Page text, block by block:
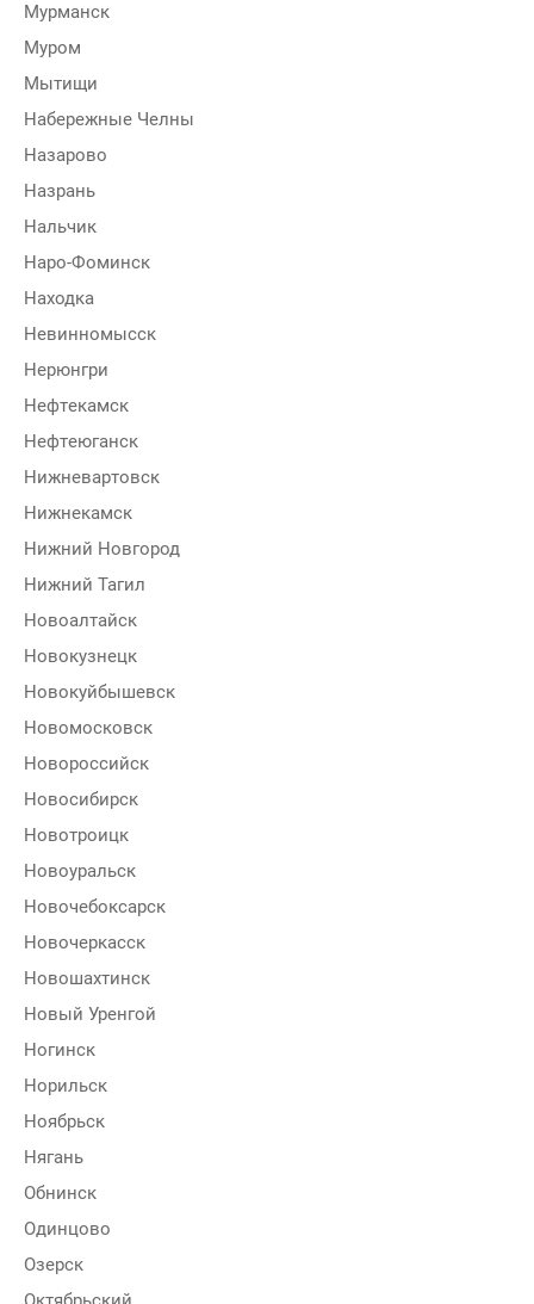
Мурманск
Муром
Мытищи
Набережные Челны
Назарово
Назрань
Нальчик
Наро-Фоминск
Находка
Невинномысск
Нерюнгри
Нефтекамск
Нефтеюганск
Нижневартовск
Нижнекамск
Нижний Новгород
Нижний Тагил
Новоалтайск
Новокузнецк
Новокуйбышевск
Новомосковск
Новороссийск
Новосибирск
Новотроицк
Новоуральск
Новочебоксарск
Новочеркасск
Новошахтинск
Новый Уренгой
Ногинск
Норильск
Ноябрьск
Нягань
Обнинск
Одинцово
Озерск